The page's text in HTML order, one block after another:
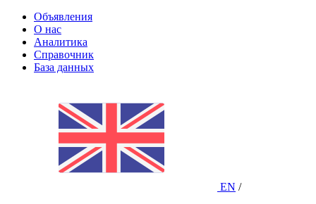
Объявления
О нас
Аналитика
Справочник
База данных
EN /